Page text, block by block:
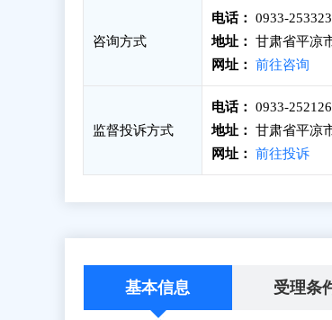
咨询方式
电话：
0933-
地址：
甘肃省平凉
网址：
前往咨询
监督投诉方式
电话：
0933-
地址：
甘肃省平凉
网址：
前往投诉
基本信息 受理条